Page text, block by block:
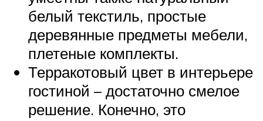
белый текстиль, простые
деревянные предметы мебели,
плетеные комплекты.
Терракотовый цвет в интерьере
гостиной – достаточно смелое
решение. Конечно, это